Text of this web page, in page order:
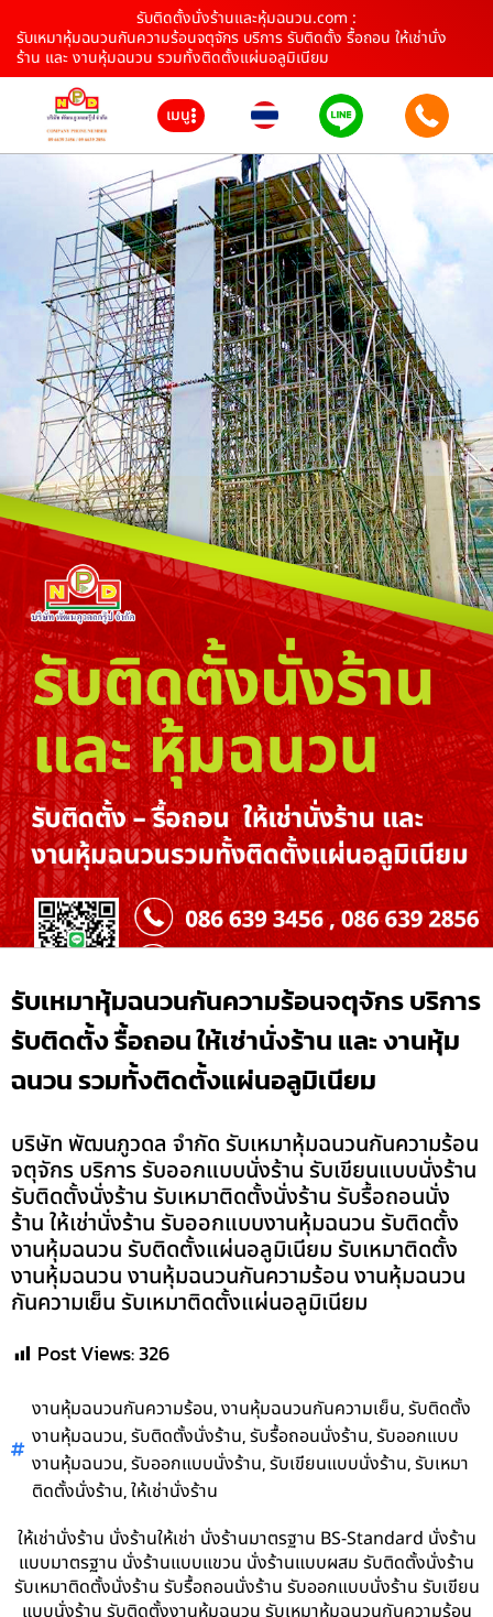
รับติดตั้งนั่งร้านและหุ้มฉนวน.com :
รับเหมาหุ้มฉนวนกันความร้อนจตุจักร บริการ รับติดตั้ง รื้อถอน ให้เช่านั่ง
ร้าน และ งานหุ้มฉนวน รวมทั้งติดตั้งแผ่นอลูมิเนียม
เมนู
รับเหมาหุ้มฉนวนกันความร้อนจตุจักร บริการ
รับติดตั้ง รื้อถอน ให้เช่านั่งร้าน และ งานหุ้ม
ฉนวน รวมทั้งติดตั้งแผ่นอลูมิเนียม
บริษัท พัฒนภูวดล จำกัด รับเหมาหุ้มฉนวนกันความร้อน
จตุจักร บริการ รับออกแบบนั่งร้าน รับเขียนแบบนั่งร้าน
รับติดตั้งนั่งร้าน รับเหมาติดตั้งนั่งร้าน รับรื้อถอนนั่ง
ร้าน ให้เช่านั่งร้าน รับออกแบบงานหุ้มฉนวน รับติดตั้ง
งานหุ้มฉนวน รับติดตั้งแผ่นอลูมิเนียม รับเหมาติดตั้ง
งานหุ้มฉนวน งานหุ้มฉนวนกันความร้อน งานหุ้มฉนวน
กันความเย็น รับเหมาติดตั้งแผ่นอลูมิเนียม
Post Views:326
งานหุ้มฉนวนกันความร้อน,งานหุ้มฉนวนกันความเย็น,รับติดตั้ง
งานหุ้มฉนวน,รับติดตั้งนั่งร้าน,รับรื้อถอนนั่งร้าน,รับออกแบบ
งานหุ้มฉนวน,รับออกแบบนั่งร้าน,รับเขียนแบบนั่งร้าน,รับเหมา
ติดตั้งนั่งร้าน,ให้เช่านั่งร้าน
ให้เช่านั่งร้าน นั่งร้านให้เช่า นั่งร้านมาตรฐาน BS-Standard นั่งร้าน
แบบมาตรฐาน นั่งร้านแบบแขวน นั่งร้านแบบผสม รับติดตั้งนั่งร้าน
รับเหมาติดตั้งนั่งร้าน รับรื้อถอนนั่งร้าน รับออกแบบนั่งร้าน รับเขียน